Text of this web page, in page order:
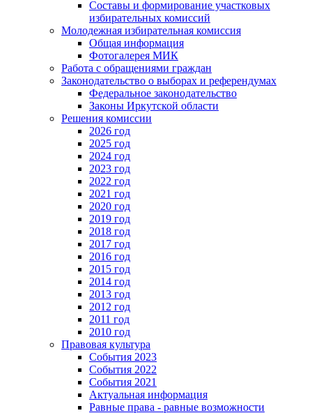
Составы и формирование участковых
избирательных комиссий
Молодежная избирательная комиссия
Общая информация
Фотогалерея МИК
Работа с обращениями граждан
Законодательство о выборах и референдумах
Федеральное законодательство
Законы Иркутской области
Решения комиссии
2026 год
2025 год
2024 год
2023 год
2022 год
2021 год
2020 год
2019 год
2018 год
2017 год
2016 год
2015 год
2014 год
2013 год
2012 год
2011 год
2010 год
Правовая культура
События 2023
События 2022
События 2021
Актуальная информация
Равные права - равные возможности